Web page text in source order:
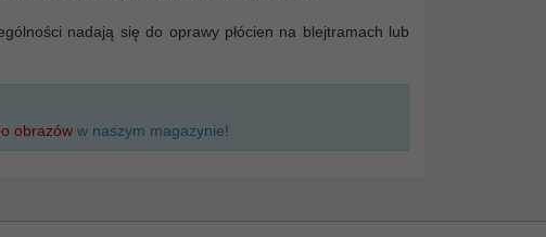
nadają się do oprawy płócien na blejtramach lub
obrazóww naszym magazynie!